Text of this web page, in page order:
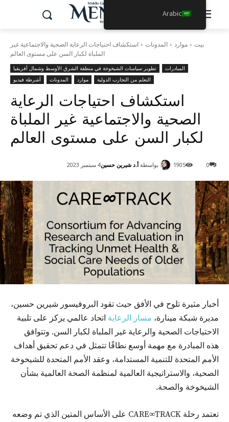
بيت موارد المدونات
استكشاف احتياجات الرعاية الصحية والاجتماعية غير
الملباة لكبار السن على مستوى العالم
المبادرات
تطوير سياسات الشيخوخة في منطقة الشرق الأوسط وشمال أفريقيا
التعلم من التجارب الدولية
موارد المدونات أشرطة فيديو
استكشاف احتياجات الرعاية
الصحية والاجتماعية غير الملباة
لكبار السن على مستوى العالم
بواسطة أ.د شيرين حسين4 سبتمبر 2023 0
1905
أخبار مثيرة تلوح في الأفق حيث تقود البروفيسور شيرين حسين،
مديرة شبكة مينارة، مسار الرعاية اتحاد عالمي يركز على تلبية
الاحتياجات الصحية والرعاية غير الملباة لكبار السن. وتتوافق
هذه المبادرة مع مهمة أوسع نطاقًا تتمثل في دعم تحقيق أهداف
الأمم المتحدة للتنمية المستدامة، وعقد الأمم المتحدة للشيخوخة
الصحية، والاستراتيجية العالمية لمنظمة الصحة العالمية بشأن
الشيخوخة والصحة.
تعتمد رحلة CARE∞TRACK على الأساس المتين الذي تم وضعه
Arabic